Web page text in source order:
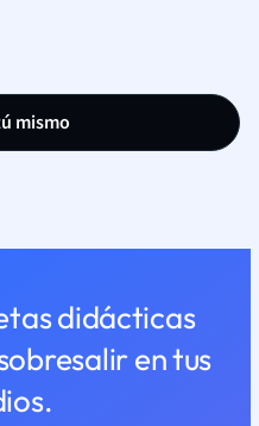
mismo
didácticas
en tus